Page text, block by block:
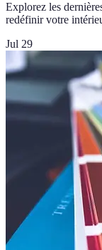
Explorez les
redéfinir votre
Jul 29